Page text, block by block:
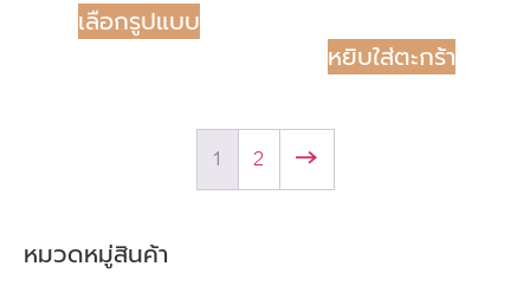
เลือกรูปแบบ
หยิบใส่ตะกร้า
1 2 →
หมวดหมู่สินค้า